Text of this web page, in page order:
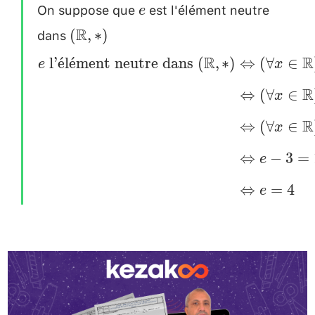
On suppose que e
e est l'élément neutre
dans (\mathbb{R}
, *) \\[0.2cm]
(R, ∗)
\begin{aligned} e
&\Leftrightarrow
(\forall x \in
\mathbb{R})
e l’e
ˊle
ˊment neutre dans (R,∗) ⇔ (∀x ∈ R
⇔ (∀x ∈ R
⇔ (∀x ∈ R
⇔ e − 3 =
⇔ e = 4